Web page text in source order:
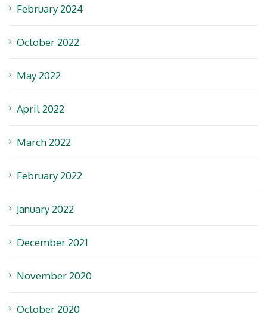
February 2024
October 2022
May 2022
April 2022
March 2022
February 2022
January 2022
December 2021
November 2020
October 2020